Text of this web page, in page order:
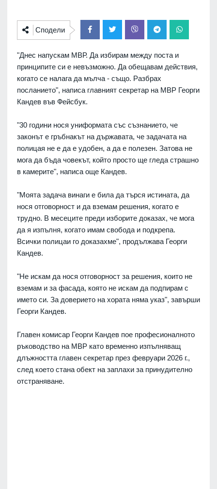
Сподели
"Днес напускам МВР. Да избирам между поста и
принципите си е невъзможно. Да обещавам действия,
когато се налага да мълча - също. Разбрах
посланието", написа главният секретар на МВР Георги
Кандев във Фейсбук.
"30 години нося униформата със съзнанието, че
законът е гръбнакът на държавата, че задачата на
полицая не е да е удобен, а да е полезен. Затова не
мога да бъда човекът, който просто ще гледа страшно
в камерите", написа още Кандев.
"Моята задача винаги е била да търся истината, да
нося отговорност и да вземам решения, когато е
трудно. В месеците преди изборите доказах, че мога
да я изпълня, когато имам свобода и подкрепа.
Всички полицаи го доказахме", продължава Георги
Кандев.
"Не искам да нося отговорност за решения, които не
вземам и за фасада, която не искам да подпирам с
името си. За доверието на хората няма указ", завърши
Георги Кандев.
Главен комисар Георги Кандев пое професионалното
ръководство на МВР като временно изпълняващ
длъжността главен секретар през февруари 2026 г.,
след което стана обект на заплахи за принудително
отстраняване.